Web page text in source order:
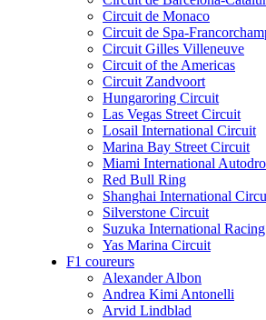
Circuit de Monaco
Circuit de Spa-
Circuit Gilles Villeneuve
Circuit of the Americas
Circuit Zandvoort
Hungaroring Circuit
Las Vegas Street Circuit
Losail International Circuit
Marina Bay Street Circuit
Miami International
Red Bull Ring
Shanghai International
Silverstone Circuit
Suzuka International
Yas Marina Circuit
F1 coureurs
Alexander Albon
Andrea Kimi Antonelli
Arvid Lindblad